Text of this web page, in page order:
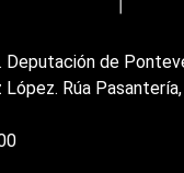
de
López. Rúa